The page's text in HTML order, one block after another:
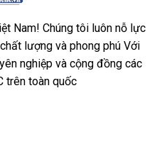
Nam! Chúng tôi luôn nỗ lực
lượng và phong phú Với
nghiệp và cộng đồng các
trên toàn quốc